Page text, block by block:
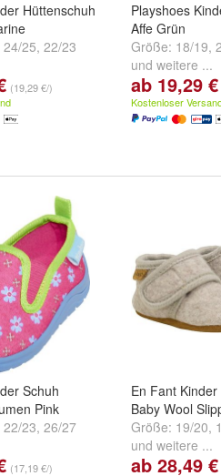
Hüttenschuh
24/25, 22/23
(19,29 €/)
Playshoes
Affe Grün
Größe: 18/19,
und weitere ...
ab 19,29 €
Kostenloser
Schuh
Pink
22/23, 26/27
(17,19 €/)
En Fant
Baby Wool
Größe: 19/20,
und weitere ...
ab 28,49 €